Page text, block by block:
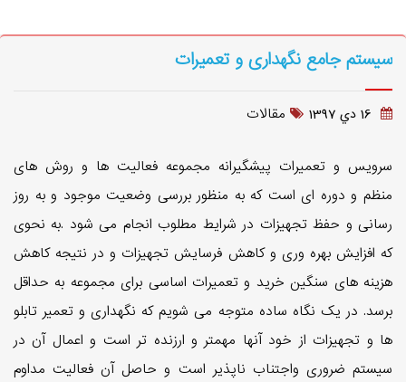
سیستم جامع نگهداری و تعمیرات
16 دي 1397 مقالات
سرویس و تعمیرات پیشگیرانه مجموعه فعالیت ها و روش های
منظم و دوره ای است که به منظور بررسی وضعیت موجود و به روز
رسانی و حفظ تجهیزات در شرایط مطلوب انجام می شود .به نحوی
که افزایش بهره وری و کاهش فرسایش تجهیزات و در نتیجه کاهش
هزینه های سنگین خرید و تعمیرات اساسی برای مجموعه به حداقل
برسد. در یک نگاه ساده متوجه می شویم که نگهداری و تعمیر تابلو
ها و تجهیزات از خود آنها مهمتر و ارزنده تر است و اعمال آن در
سیستم ضروری واجتناب ناپذیر است و حاصل آن فعالیت مداوم